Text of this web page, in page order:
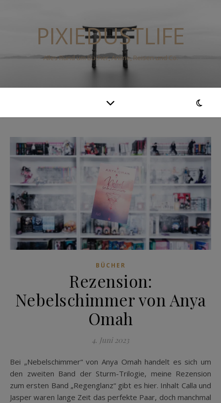
PIXIEDUSTLIFE
Alles Rund um Bücher, Anime, Reisen und Co.
BÜCHER
Rezension:
Nebelschimmer von Anya
Omah
4. Juni 2023
Bei „Nebelschimmer“ von Anya Omah handelt es sich um
den zweiten Band der Sturm-Trilogie, meine Rezension
zum ersten Band „Regenglanz“ gibt es hier. Inhalt Calla und
Jasper waren lange Zeit das perfekte Paar, doch manchmal